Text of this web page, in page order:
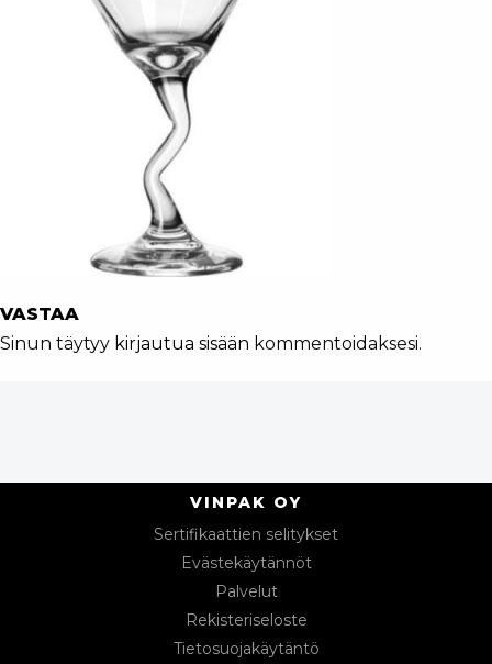
VASTAA
Sinun täytyy kirjautua sisään kommentoidaksesi.
VINPAK OY
Sertifikaattien selitykset
Evästekäytännöt
Palvelut
Rekisteriseloste
Tietosuojakäytäntö